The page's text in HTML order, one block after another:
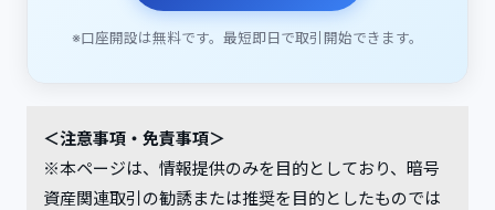
※口座開設は無料です。最短即日で取引開始できます。
＜注意事項・免責事項＞
※本ページは、情報提供のみを目的としており、暗号
資産関連取引の勧誘または推奨を目的としたものでは